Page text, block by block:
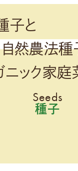
子と
自然農法種
ニック家
種子